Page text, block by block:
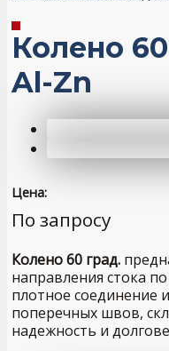
Колено
Al-Zn
Цена:
По запросу
Колено 60 град.
направления стока
плотное соединение
поперечных швов,
надежность и